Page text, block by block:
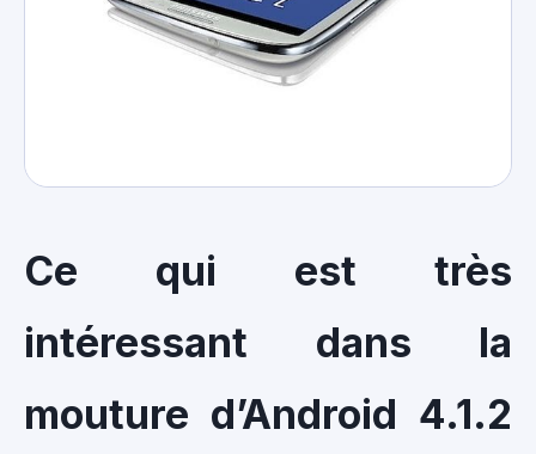
Ce qui est très
intéressant dans la
mouture d’Android 4.1.2